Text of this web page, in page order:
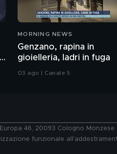
MORNING NEWS
Genzano, rapina in
gioielleria, ladri in fuga
03 ago | Canale 5
46, 20093 Cologno Monzese
funzionale